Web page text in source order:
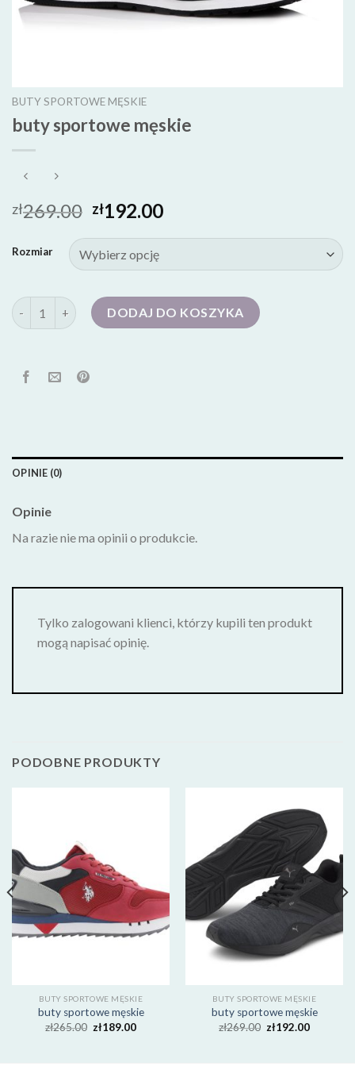
BUTY SPORTOWE MĘSKIE
buty sportowe męskie
zł269.00 zł192.00
Rozmiar
ilość buty sportowe męskieDODAJ DO KOSZYKA
OPINIE (0)
Opinie
Na razie nie ma opinii o produkcie.
Tylko zalogowani klienci, którzy kupili ten produkt
mogą napisać opinię.
PODOBNE PRODUKTY
BUTY SPORTOWE MĘSKIE
buty sportowe męskie
zł265.00 zł189.00
BUTY SPORTOWE MĘSKIE
buty sportowe męskie
zł269.00 zł192.00